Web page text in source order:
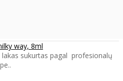
way, 8ml
sukurtas pagal profesionalų